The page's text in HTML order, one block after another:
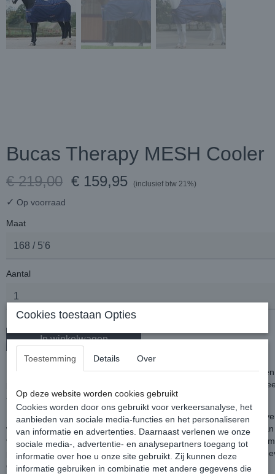
Bucas Therapy MESH Cooler
€ 219,00 € 159,95 (inclusief btw 21%)
✓ Op voorraad
Maat
Aantal
In winkelwagen
Bucas heeft een Recuptex Therapydeken ontwikkeld die niet
problemen voorkomt, maar ook kan helpen bij de behandeling van
aandoeningen.
De Recuptex stof werkt als een kooi, het gewatteerde Recuptex
weerspiegeld de magnetische velden in het lichaam. Het behoud
velden stimuleert de bloedcirculatie en zuurstoftoevoer in het
paard. Die geneest en vermindert zowel zwelling en ontsteking en
genezing.
Cookies toestaan Opties
Toestemming Details Over
Op deze website worden cookies gebruikt
Cookies worden door ons gebruikt voor verkeersanalyse, het
aanbieden van sociale media-functies en het personaliseren
van informatie en advertenties. Daarnaast verlenen we onze
sociale media-, advertentie- en analysepartners toegang tot
informatie over hoe u onze site gebruikt. Zij kunnen deze
informatie gebruiken in combinatie met andere gegevens die